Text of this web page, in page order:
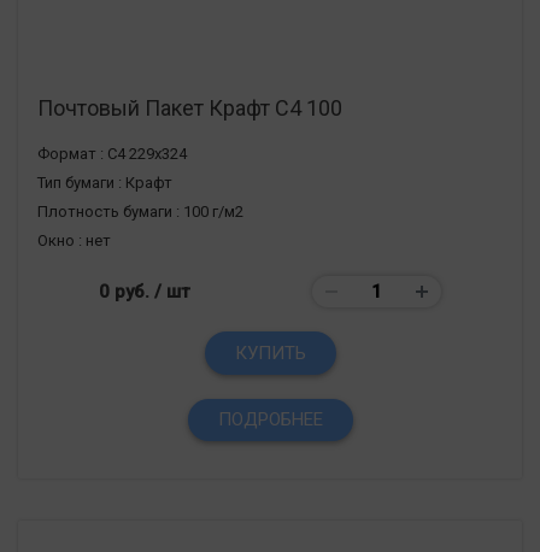
Почтовый Пакет Крафт С4 100
Формат : С4 229х324
Тип бумаги : Крафт
Плотность бумаги : 100 г/м2
Окно : нет
0 руб. / шт
КУПИТЬ
ПОДРОБНЕЕ